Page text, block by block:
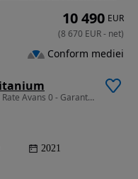
999 cm3 • 125 CP • Titanium - Posibilitate Rate Avans 0 - Garantie 12 Luni - IMPECABILA
2021
10 490 EUR
(8 670 EUR- net)
Conform mediei